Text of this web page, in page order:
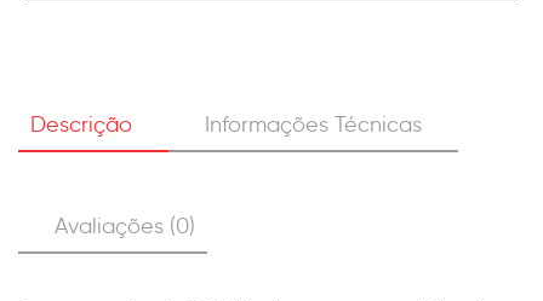
Descrição Informações Técnicas
Avaliações (0)